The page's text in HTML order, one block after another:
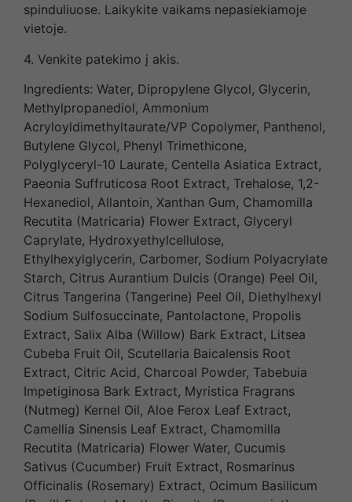
spinduliuose. Laikykite vaikams nepasiekiamoje
vietoje.
4. Venkite patekimo į akis.
Ingredients: Water, Dipropylene Glycol, Glycerin,
Methylpropanediol, Ammonium
Acryloyldimethyltaurate/VP Copolymer, Panthenol,
Butylene Glycol, Phenyl Trimethicone,
Polyglyceryl-10 Laurate, Centella Asiatica Extract,
Paeonia Suffruticosa Root Extract, Trehalose, 1,2-
Hexanediol, Allantoin, Xanthan Gum, Chamomilla
Recutita (Matricaria) Flower Extract, Glyceryl
Caprylate, Hydroxyethylcellulose,
Ethylhexylglycerin, Carbomer, Sodium Polyacrylate
Starch, Citrus Aurantium Dulcis (Orange) Peel Oil,
Citrus Tangerina (Tangerine) Peel Oil, Diethylhexyl
Sodium Sulfosuccinate, Pantolactone, Propolis
Extract, Salix Alba (Willow) Bark Extract, Litsea
Cubeba Fruit Oil, Scutellaria Baicalensis Root
Extract, Citric Acid, Charcoal Powder, Tabebuia
Impetiginosa Bark Extract, Myristica Fragrans
(Nutmeg) Kernel Oil, Aloe Ferox Leaf Extract,
Camellia Sinensis Leaf Extract, Chamomilla
Recutita (Matricaria) Flower Water, Cucumis
Sativus (Cucumber) Fruit Extract, Rosmarinus
Officinalis (Rosemary) Extract, Ocimum Basilicum